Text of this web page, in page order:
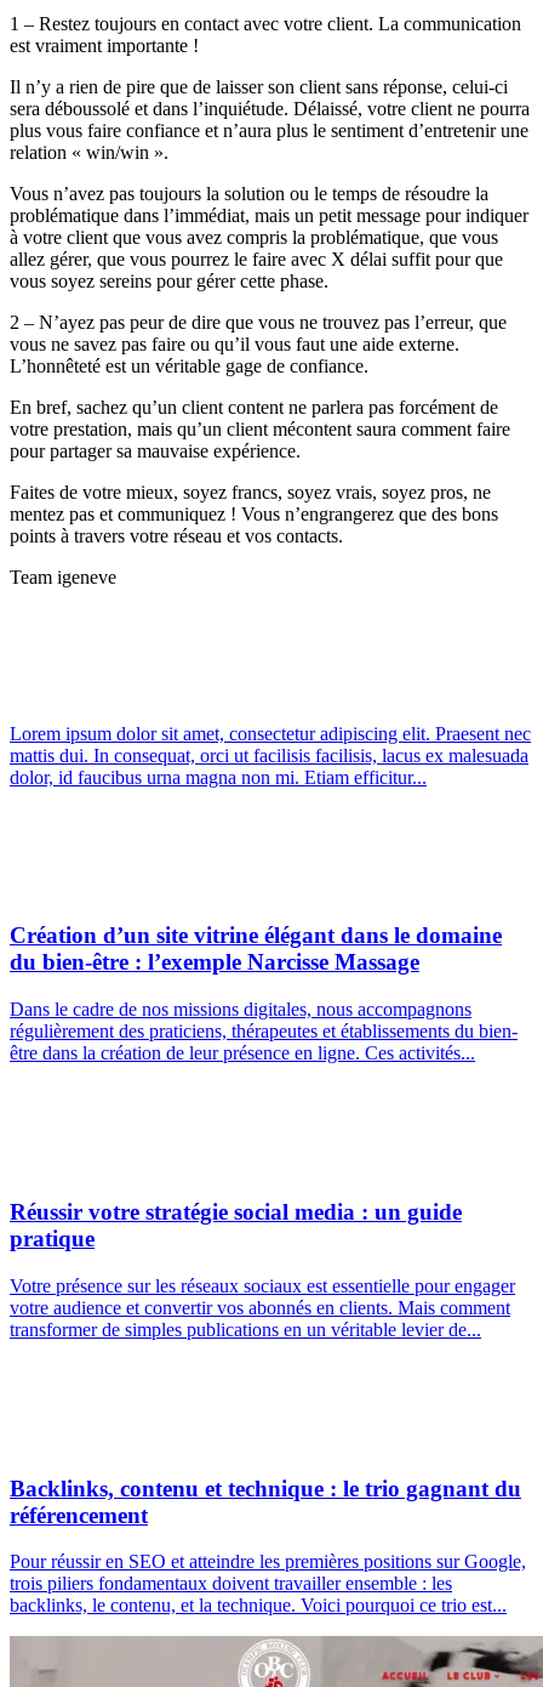
1 – Restez toujours en contact avec votre client. La communication
est vraiment importante !
Il n’y a rien de pire que de laisser son client sans réponse, celui-ci
sera déboussolé et dans l’inquiétude. Délaissé, votre client ne pourra
plus vous faire confiance et n’aura plus le sentiment d’entretenir une
relation « win/win ».
Vous n’avez pas toujours la solution ou le temps de résoudre la
problématique dans l’immédiat, mais un petit message pour indiquer
à votre client que vous avez compris la problématique, que vous
allez gérer, que vous pourrez le faire avec X délai suffit pour que
vous soyez sereins pour gérer cette phase.
2 – N’ayez pas peur de dire que vous ne trouvez pas l’erreur, que
vous ne savez pas faire ou qu’il vous faut une aide externe.
L’honnêteté est un véritable gage de confiance.
En bref, sachez qu’un client content ne parlera pas forcément de
votre prestation, mais qu’un client mécontent saura comment faire
pour partager sa mauvaise expérience.
Faites de votre mieux, soyez francs, soyez vrais, soyez pros, ne
mentez pas et communiquez ! Vous n’engrangerez que des bons
points à travers votre réseau et vos contacts.
Team igeneve
Lorem ipsum dolor sit amet, consectetur adipiscing elit. Praesent nec
mattis dui. In consequat, orci ut facilisis facilisis, lacus ex malesuada
dolor, id faucibus urna magna non mi. Etiam efficitur...
Création d’un site vitrine élégant dans le domaine
du bien-être : l’exemple Narcisse Massage
Dans le cadre de nos missions digitales, nous accompagnons
régulièrement des praticiens, thérapeutes et établissements du bien-
être dans la création de leur présence en ligne. Ces activités...
Réussir votre stratégie social media : un guide
pratique
Votre présence sur les réseaux sociaux est essentielle pour engager
votre audience et convertir vos abonnés en clients. Mais comment
transformer de simples publications en un véritable levier de...
Backlinks, contenu et technique : le trio gagnant du
référencement
Pour réussir en SEO et atteindre les premières positions sur Google,
trois piliers fondamentaux doivent travailler ensemble : les
backlinks, le contenu, et la technique. Voici pourquoi ce trio est...